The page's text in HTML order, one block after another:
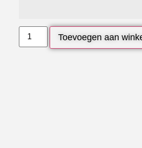
Toevoegen aan